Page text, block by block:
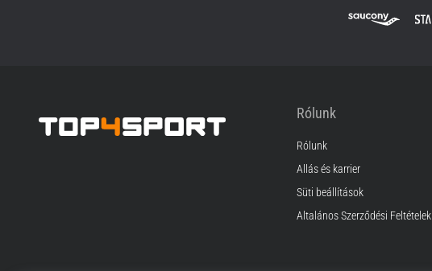
Rólunk
Rólunk
Állás és karrier
Süti beállítások
Általános Szerződési Feltételek